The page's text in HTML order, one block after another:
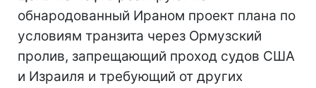
обнародованный Ираном проект плана по
условиям транзита через Ормузский
пролив, запрещающий проход судов США
и Израиля и требующий от других